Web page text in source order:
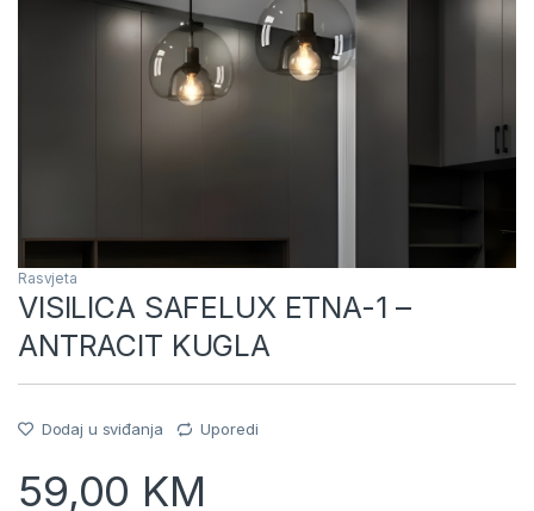
Rasvjeta
VISILICA SAFELUX ETNA-1 –
ANTRACIT KUGLA
Dodaj u sviđanja Uporedi
59,00 KM